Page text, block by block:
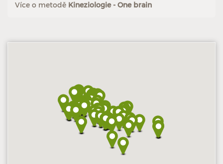
Více o metodě Kineziologie - One brain
Hodnoceno: 3×